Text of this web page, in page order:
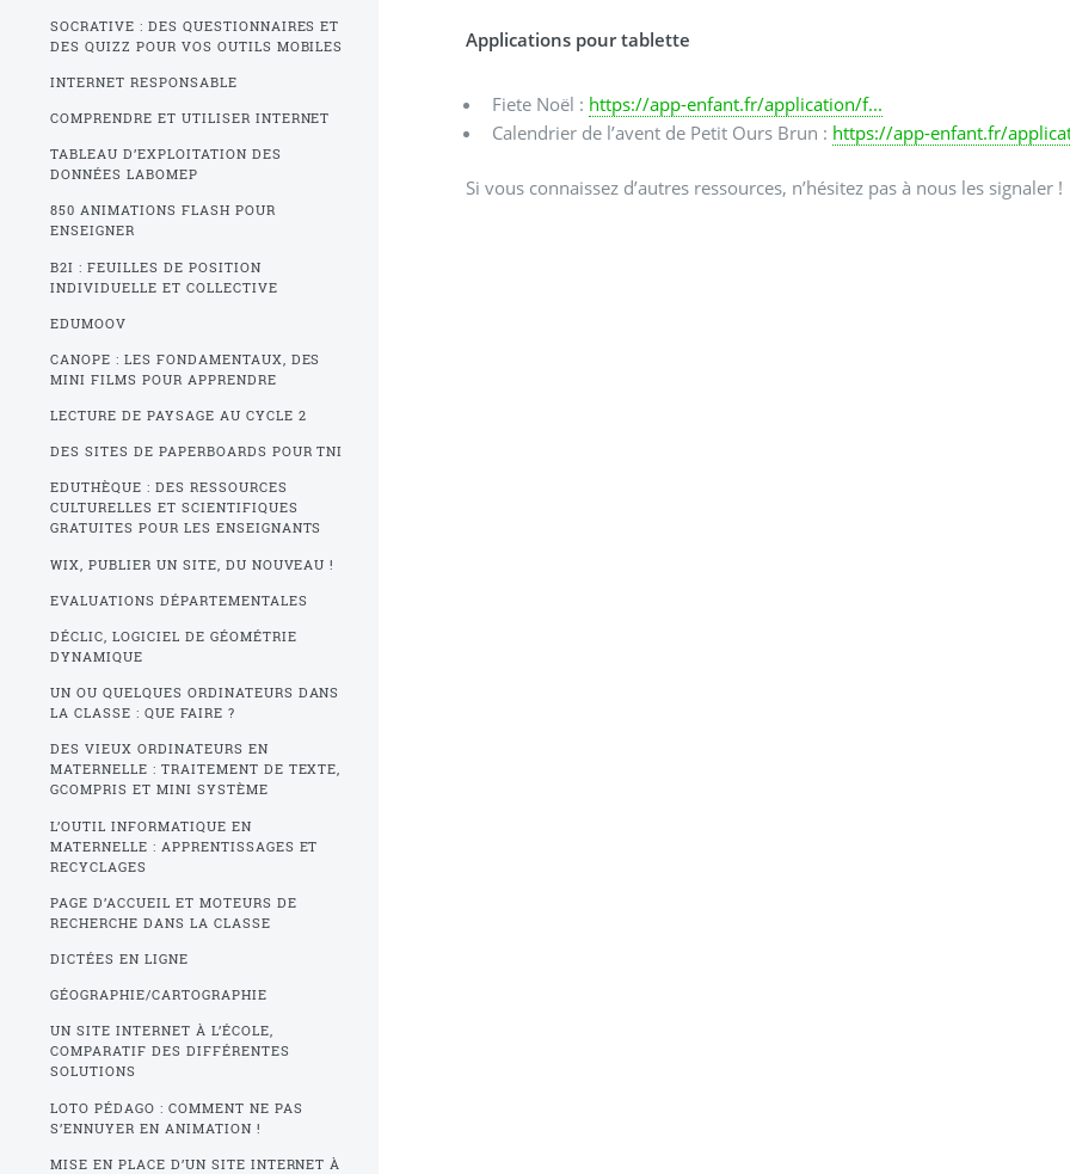
Applications pour tablette
Fiete Noël : https://app-enfant.fr/application/f...
Calendrier de l’avent de Petit Ours Brun : https://app-enfant.fr/
Si vous connaissez d’autres ressources, n’hésitez pas à nous les signaler !
SOCRATIVE : DES QUESTIONNAIRES ET
DES QUIZZ POUR VOS OUTILS MOBILES
INTERNET RESPONSABLE
COMPRENDRE ET UTILISER INTERNET
TABLEAU D’EXPLOITATION DES
DONNÉES LABOMEP
850 ANIMATIONS FLASH POUR
ENSEIGNER
B2I : FEUILLES DE POSITION
INDIVIDUELLE ET COLLECTIVE
EDUMOOV
CANOPE : LES FONDAMENTAUX, DES
MINI FILMS POUR APPRENDRE
LECTURE DE PAYSAGE AU CYCLE 2
DES SITES DE PAPERBOARDS POUR TNI
EDUTHÈQUE : DES RESSOURCES
CULTURELLES ET SCIENTIFIQUES
GRATUITES POUR LES ENSEIGNANTS
WIX, PUBLIER UN SITE, DU NOUVEAU !
EVALUATIONS DÉPARTEMENTALES
DÉCLIC, LOGICIEL DE GÉOMÉTRIE
DYNAMIQUE
UN OU QUELQUES ORDINATEURS DANS
LA CLASSE : QUE FAIRE ?
DES VIEUX ORDINATEURS EN
MATERNELLE : TRAITEMENT DE TEXTE,
GCOMPRIS ET MINI SYSTÈME
L’OUTIL INFORMATIQUE EN
MATERNELLE : APPRENTISSAGES ET
RECYCLAGES
PAGE D’ACCUEIL ET MOTEURS DE
RECHERCHE DANS LA CLASSE
DICTÉES EN LIGNE
GÉOGRAPHIE/CARTOGRAPHIE
UN SITE INTERNET À L’ÉCOLE,
COMPARATIF DES DIFFÉRENTES
SOLUTIONS
LOTO PÉDAGO : COMMENT NE PAS
S’ENNUYER EN ANIMATION !
MISE EN PLACE D’UN SITE INTERNET À